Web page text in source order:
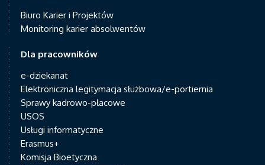
Biuro Karier i Projektów
Monitoring karier absolwentów
Dla pracowników
e-dziekanat
Elektroniczna legitymacja służbowa/e-portiernia
Sprawy kadrowo-płacowe
USOS
Usługi informatyczne
Erasmus+
Komisja Bioetyczna